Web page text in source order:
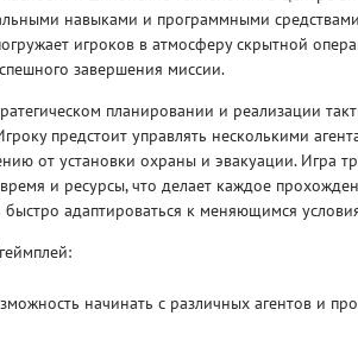
навыками и программными
игроков в атмосферу скрытной
завершения миссии.
планировании и реализации
предстоит управлять несколькими
от установки охраны и эвакуации. Игра
время и ресурсы, что делает каждое
быстро адаптироваться к меняющимся
начинать с различных агентов и
Рейтинг
3/ 5.0